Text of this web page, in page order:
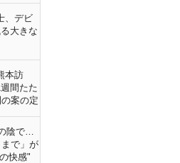
、デビ
大きな
本訪
間たた
案の定
陰で…
で」が
快感"